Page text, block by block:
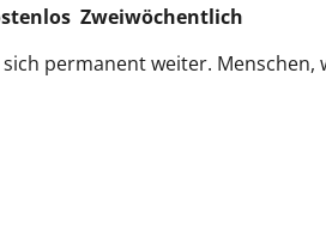
Zweiwöchentlich
permanent weiter.